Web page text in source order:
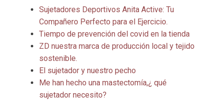
Sujetadores Deportivos Anita Active: Tu
Compañero Perfecto para el Ejercicio.
Tiempo de prevención del covid en la tienda
ZD nuestra marca de producción local y tejido
sostenible.
El sujetador y nuestro pecho
Me han hecho una mastectomía,¿ qué
sujetador necesito?